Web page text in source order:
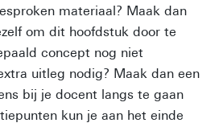
materiaal? Maak dan
om dit hoofdstuk door te
concept nog niet
uitleg nodig? Maak dan een
bij je docent langs te gaan
kun je aan het einde